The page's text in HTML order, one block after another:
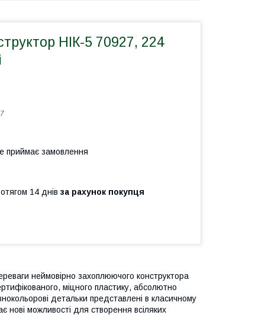
НІК-5 70927, 224
приймає замовлення
14 днів за рахунок покупця
неймовірно захоплюючого конструктора
міцного пластику, абсолютно
детальки представлені в класичному
нові можливості для створення всіляких